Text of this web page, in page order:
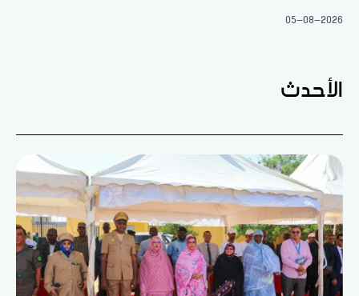
05-08-2026
الأحدث